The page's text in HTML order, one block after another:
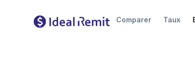
Comparer Taux